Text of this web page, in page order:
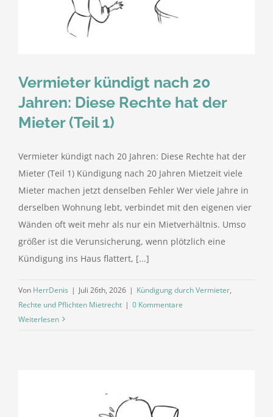
Blog
Impressum
Datenschutzerklärung
Vermieter kündigt nach 20
Jahren: Diese Rechte hat der
Mieter (Teil 1)
Vermieter kündigt nach 20 Jahren: Diese Rechte hat der
Mieter (Teil 1) Kündigung nach 20 Jahren Mietzeit viele
Mieter machen jetzt denselben Fehler Wer viele Jahre in
derselben Wohnung lebt, verbindet mit den eigenen vier
Wänden oft weit mehr als nur ein Mietverhältnis. Umso
größer ist die Verunsicherung, wenn plötzlich eine
Kündigung ins Haus flattert, [...]
Von HerrDenis | Juli 26th, 2026 | Kündigung durch Vermieter,
Rechte und Pflichten Mietrecht | 0 Kommentare
Weiterlesen